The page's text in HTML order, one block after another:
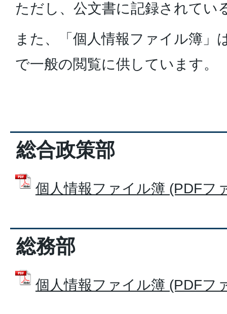
ただし、公文書に記録されてい
また、「個人情報ファイル簿」
で一般の閲覧に供しています。
総合政策部
個人情報ファイル簿 (PDFフ
総務部
個人情報ファイル簿 (PDFフ